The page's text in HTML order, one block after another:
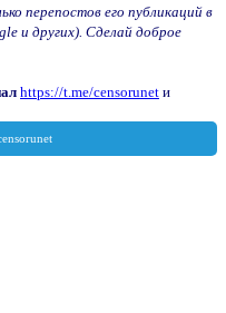
перепостов его публикаций в
и других). Сделай доброе
https://t.me/censorunet и